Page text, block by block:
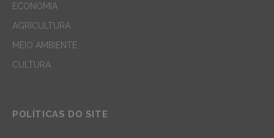
ECONOMIA
AGRICULTURA
MEIO AMBIENTE
CULTURA
POLÍTICAS DO SITE